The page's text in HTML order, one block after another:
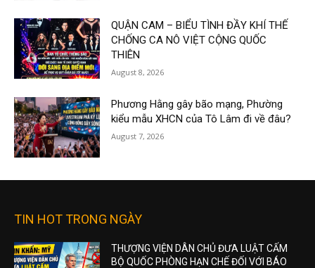
QUẬN CAM – BIỂU TÌNH ĐẦY KHÍ THẾ
CHỐNG CA NÔ VIỆT CỘNG QUỐC
THIÊN
August 8, 2026
Phương Hằng gây bão mạng, Phường
kiểu mẫu XHCN của Tô Lâm đi về đâu?
August 7, 2026
TIN HOT TRONG NGÀY
THƯỢNG VIỆN DÂN CHỦ ĐƯA LUẬT CẤM
BỘ QUỐC PHÒNG HẠN CHẾ ĐỐI VỚI BÁO